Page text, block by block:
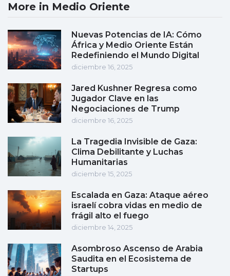
More in Medio Oriente
Nuevas Potencias de IA: Cómo
África y Medio Oriente Están
Redefiniendo el Mundo Digital
diciembre 16, 2025
Jared Kushner Regresa como
Jugador Clave en las
Negociaciones de Trump
diciembre 16, 2025
La Tragedia Invisible de Gaza:
Clima Debilitante y Luchas
Humanitarias
diciembre 15, 2025
Escalada en Gaza: Ataque aéreo
israelí cobra vidas en medio de
frágil alto el fuego
diciembre 14, 2025
Asombroso Ascenso de Arabia
Saudita en el Ecosistema de
Startups